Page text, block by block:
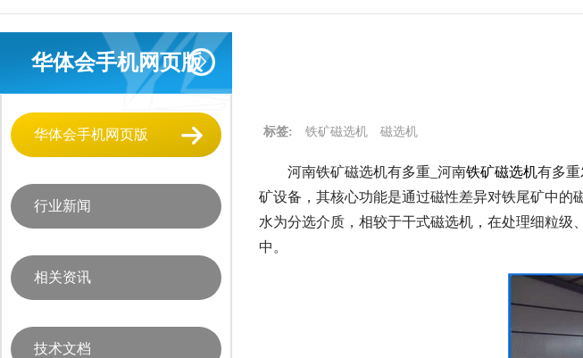
华体会手机网页版
华体会手机网页版
行业新闻
相关资讯
技术文档
标签: 铁矿磁选机 磁选机
河南铁矿磁选机有多重_河南铁矿磁选机有多
矿设备，其核心功能是通过磁性差异对铁尾矿中的
水为分选介质，相较于干式磁选机，在处理细粒
中。